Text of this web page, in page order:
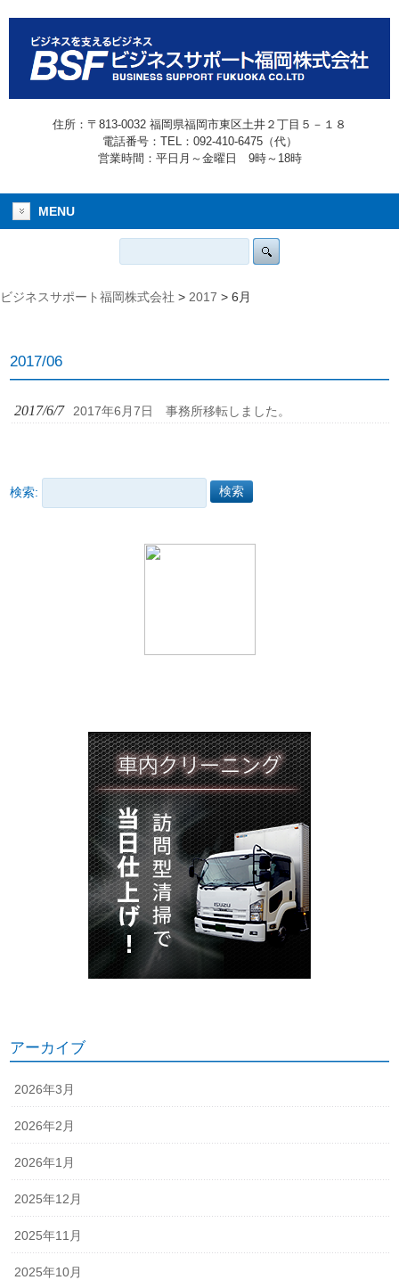
住所：〒813-0032 福岡県福岡市東区土井２丁目５－１８
電話番号：TEL：092-410-6475（代）
営業時間：平日月～金曜日 9時～18時
MENU
ビジネスサポート福岡株式会社 > 2017 > 6月
2017/06
2017/6/7 2017年6月7日 事務所移転しました。
検索:
アーカイブ
2026年3月
2026年2月
2026年1月
2025年12月
2025年11月
2025年10月